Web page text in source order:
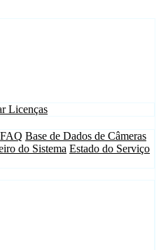
Licenças
FAQ Base de Dados de Câmeras
do Sistema Estado do Serviço